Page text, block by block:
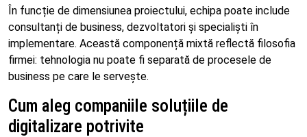
În funcție de dimensiunea proiectului, echipa poate include
consultanți de business, dezvoltatori și specialiști în
implementare. Această componență mixtă reflectă filosofia
firmei: tehnologia nu poate fi separată de procesele de
business pe care le servește.
Cum aleg companiile soluțiile de
digitalizare potrivite